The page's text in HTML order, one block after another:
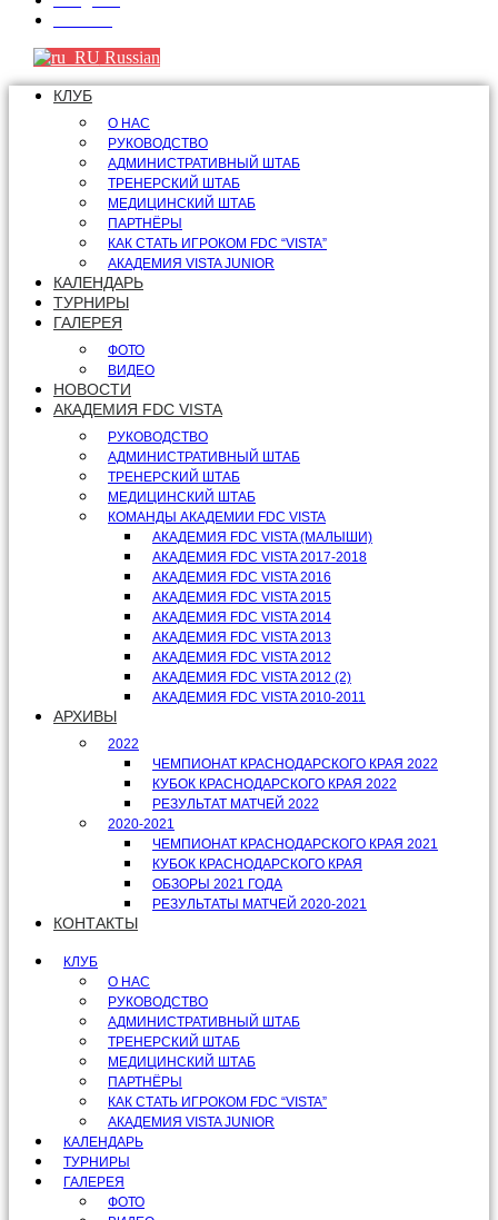
Russian
КЛУБ
О НАС
РУКОВОДСТВО
АДМИНИСТРАТИВНЫЙ ШТАБ
ТРЕНЕРСКИЙ ШТАБ
МЕДИЦИНСКИЙ ШТАБ
ПАРТНЁРЫ
КАК СТАТЬ ИГРОКОМ FDC “VISTA”
АКАДЕМИЯ VISTA JUNIOR
КАЛЕНДАРЬ
ТУРНИРЫ
ГАЛЕРЕЯ
ФОТО
ВИДЕО
НОВОСТИ
АКАДЕМИЯ FDC VISTA
РУКОВОДСТВО
АДМИНИСТРАТИВНЫЙ ШТАБ
ТРЕНЕРСКИЙ ШТАБ
МЕДИЦИНСКИЙ ШТАБ
КОМАНДЫ АКАДЕМИИ FDC VISTA
АКАДЕМИЯ FDC VISTA (МАЛЫШИ)
АКАДЕМИЯ FDC VISTA 2017-2018
АКАДЕМИЯ FDC VISTA 2016
АКАДЕМИЯ FDC VISTA 2015
АКАДЕМИЯ FDC VISTA 2014
АКАДЕМИЯ FDC VISTA 2013
АКАДЕМИЯ FDC VISTA 2012
АКАДЕМИЯ FDC VISTA 2012 (2)
АКАДЕМИЯ FDC VISTA 2010-2011
АРХИВЫ
2022
ЧЕМПИОНАТ КРАСНОДАРСКОГО КРАЯ 2022
КУБОК КРАСНОДАРСКОГО КРАЯ 2022
РЕЗУЛЬТАТ МАТЧЕЙ 2022
2020-2021
ЧЕМПИОНАТ КРАСНОДАРСКОГО КРАЯ 2021
КУБОК КРАСНОДАРСКОГО КРАЯ
ОБЗОРЫ 2021 ГОДА
РЕЗУЛЬТАТЫ МАТЧЕЙ 2020-2021
КОНТАКТЫ
КЛУБ
О НАС
РУКОВОДСТВО
АДМИНИСТРАТИВНЫЙ ШТАБ
ТРЕНЕРСКИЙ ШТАБ
МЕДИЦИНСКИЙ ШТАБ
ПАРТНЁРЫ
КАК СТАТЬ ИГРОКОМ FDC “VISTA”
АКАДЕМИЯ VISTA JUNIOR
КАЛЕНДАРЬ
ТУРНИРЫ
ГАЛЕРЕЯ
ФОТО